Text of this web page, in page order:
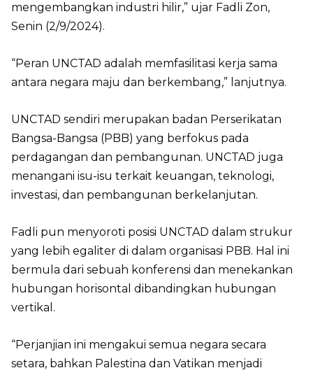
mengembangkan industri hilir,” ujar Fadli Zon,
Senin (2/9/2024).
“Peran UNCTAD adalah memfasilitasi kerja sama
antara negara maju dan berkembang,” lanjutnya.
UNCTAD sendiri merupakan badan Perserikatan
Bangsa-Bangsa (PBB) yang berfokus pada
perdagangan dan pembangunan. UNCTAD juga
menangani isu-isu terkait keuangan, teknologi,
investasi, dan pembangunan berkelanjutan.
Fadli pun menyoroti posisi UNCTAD dalam strukur
yang lebih egaliter di dalam organisasi PBB. Hal ini
bermula dari sebuah konferensi dan menekankan
hubungan horisontal dibandingkan hubungan
vertikal.
“Perjanjian ini mengakui semua negara secara
setara, bahkan Palestina dan Vatikan menjadi